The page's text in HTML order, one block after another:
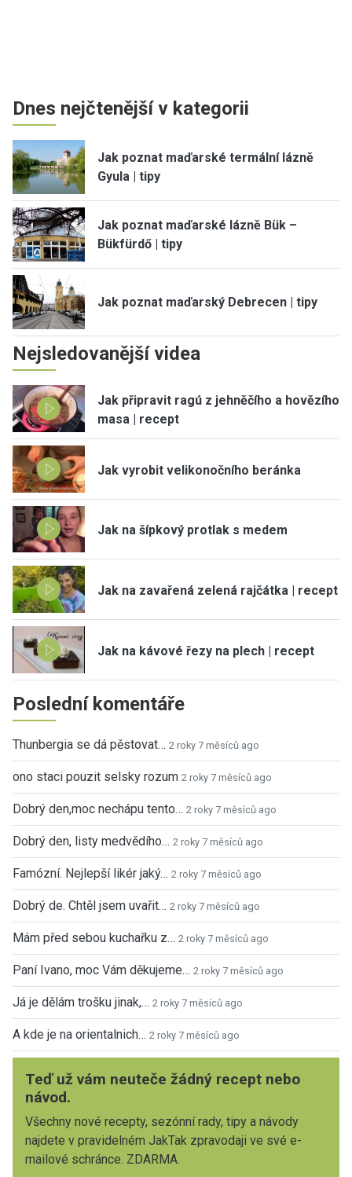
Dnes nejčtenější v kategorii
Jak poznat maďarské termální lázně
Gyula | tipy
Jak poznat maďarské lázně Bük –
Bükfürdő | tipy
Jak poznat maďarský Debrecen | tipy
Nejsledovanější videa
Jak připravit ragú z jehněčího a hovězího
masa | recept
Jak vyrobit velikonočního beránka
Jak na šípkový protlak s medem
Jak na zavařená zelená rajčátka | recept
Jak na kávové řezy na plech | recept
Poslední komentáře
Thunbergia se dá pěstovat… 2 roky 7 měsíců ago
ono staci pouzit selsky rozum 2 roky 7 měsíců ago
Dobrý den,moc nechápu tento… 2 roky 7 měsíců ago
Dobrý den, listy medvědího… 2 roky 7 měsíců ago
Famózní. Nejlepší likér jaký… 2 roky 7 měsíců ago
Dobrý de. Chtěl jsem uvařit… 2 roky 7 měsíců ago
Mám před sebou kuchařku z… 2 roky 7 měsíců ago
Paní Ivano, moc Vám děkujeme… 2 roky 7 měsíců ago
Já je dělám trošku jinak,… 2 roky 7 měsíců ago
A kde je na orientalnich… 2 roky 7 měsíců ago
Teď už vám neuteče žádný recept nebo
návod.
Všechny nové recepty, sezónní rady, tipy a návody
najdete v pravidelném JakTak zpravodaji ve své e-
mailové schránce. ZDARMA.